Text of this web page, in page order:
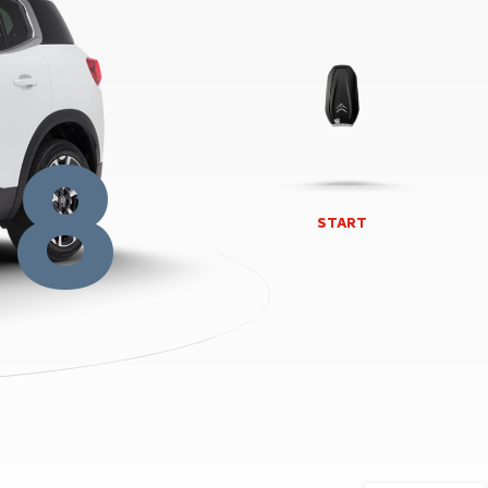
START